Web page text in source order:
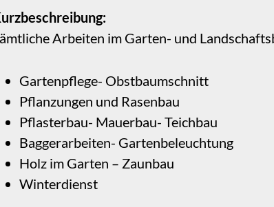
Arbeiten im Garten- und
Gartenpflege- Obstbaumschnitt
Pflanzungen und Rasenbau
Pflasterbau- Mauerbau- Teichbau
Baggerarbeiten- Gartenbeleuchtung
Holz im Garten – Zaunbau
Winterdienst